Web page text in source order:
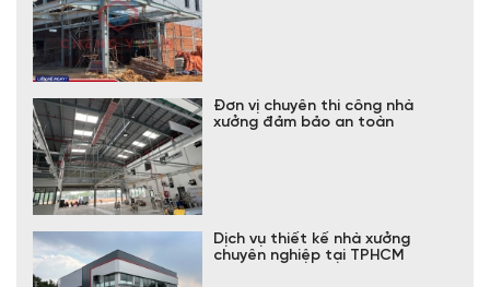
Đơn vị chuyên thi công nhà
xưởng đảm bảo an toàn
Dịch vụ thiết kế nhà xưởng
chuyên nghiệp tại TPHCM